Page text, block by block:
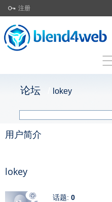
注册
论坛 lokey
用户简介
lokey
话题: 0